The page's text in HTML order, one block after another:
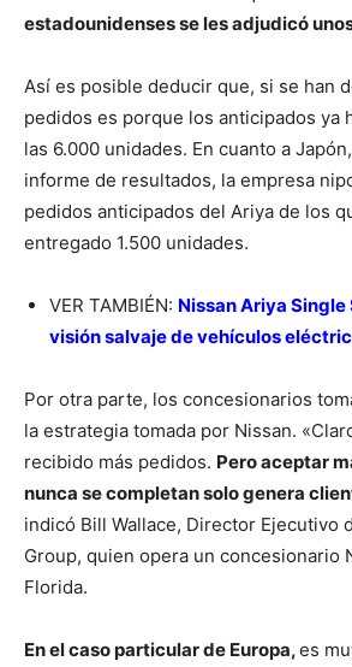
estadounidenses se les adjudicó
Así es posible deducir que, si se han
pedidos es porque los anticipados ya
las 6.000 unidades. En cuanto a
informe de resultados, la empresa
pedidos anticipados del Ariya de los
entregado 1.500 unidades.
VER TAMBIÉN: Nissan Ariya Single
visión salvaje de vehículos
Por otra parte, los concesionarios
la estrategia tomada por Nissan.
recibido más pedidos. Pero aceptar
nunca se completan solo genera
indicó Bill Wallace, Director Ejecutivo
Group, quien opera un concesionario
Florida.
En el caso particular de Europa,es